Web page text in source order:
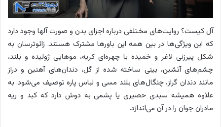
آل کیست؟ روایت‌های مختلفی درباره اجزای بدن و صورت آلها وجود دارد
که این ویژگی‌ها در بین همه این باورها مشترک هستند. زائوترسان به
شکل پیرزنی لاغر و خمیده با چهره‌ای کریه، موهایی ژولیده و بلند،
چشم‌های آتشین، بینی ساخته شده از گل، دندان‌های آهنین و دراز
مانند دندان گراز، چنگال‌های بلند مسی و لباس پاره توصیف می‌شود. به
علاوه همیشه سبدی حصیری یا پشمی به دوش دارد که کبد و ریه
مادران جوان را در آن می‌اندازد.